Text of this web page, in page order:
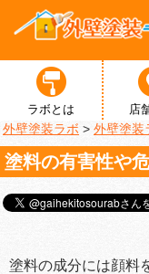
ラボとは 店
外壁塗装ラボ > 外壁塗装
塗料の有害性や
塗料の成分には顔料